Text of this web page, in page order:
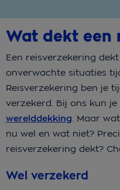
Wat dekt een
Een reisverzekering
onverwachte situaties
Reisverzekering ben je
verzekerd. Bij ons kun
werelddekking . Maar
nu wel en wat niet?
reisverzekering dekt?
Wel verzekerd